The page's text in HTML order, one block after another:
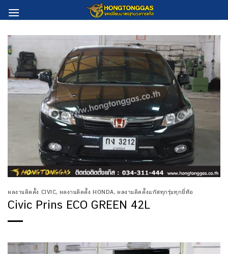
to
ผลงานติดตั้ง CIVIC, ผลงานติดตั้ง HONDA, ผลงานติดตั้งแก๊สทุกรุ่นทุกยี่ห้อ
Civic Prins ECO GREEN 42L